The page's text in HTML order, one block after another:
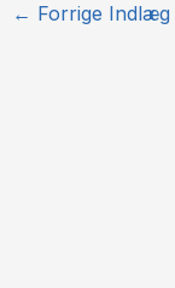
← Forrige Indlæg